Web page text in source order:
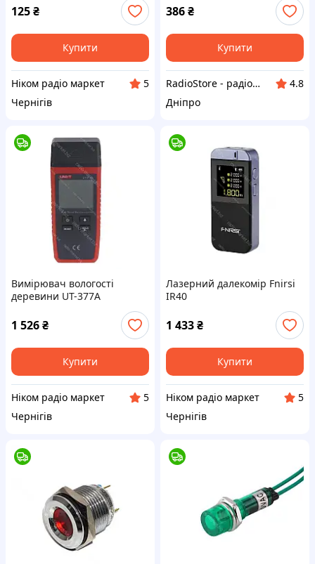
125₴
Купити
Ніком радіо маркет
5
Чернігів
(DS8010-R)
386₴
Купити
RadioStore - радіоаматорські та електротехнічні товари
4.8
Дніпро
Вимірювач вологості
деревини UT-377A
1 526₴
Купити
Ніком радіо маркет
5
Чернігів
Лазерний далекомір Fnirsi
IR40
1 433₴
Купити
Ніком радіо маркет
5
Чернігів